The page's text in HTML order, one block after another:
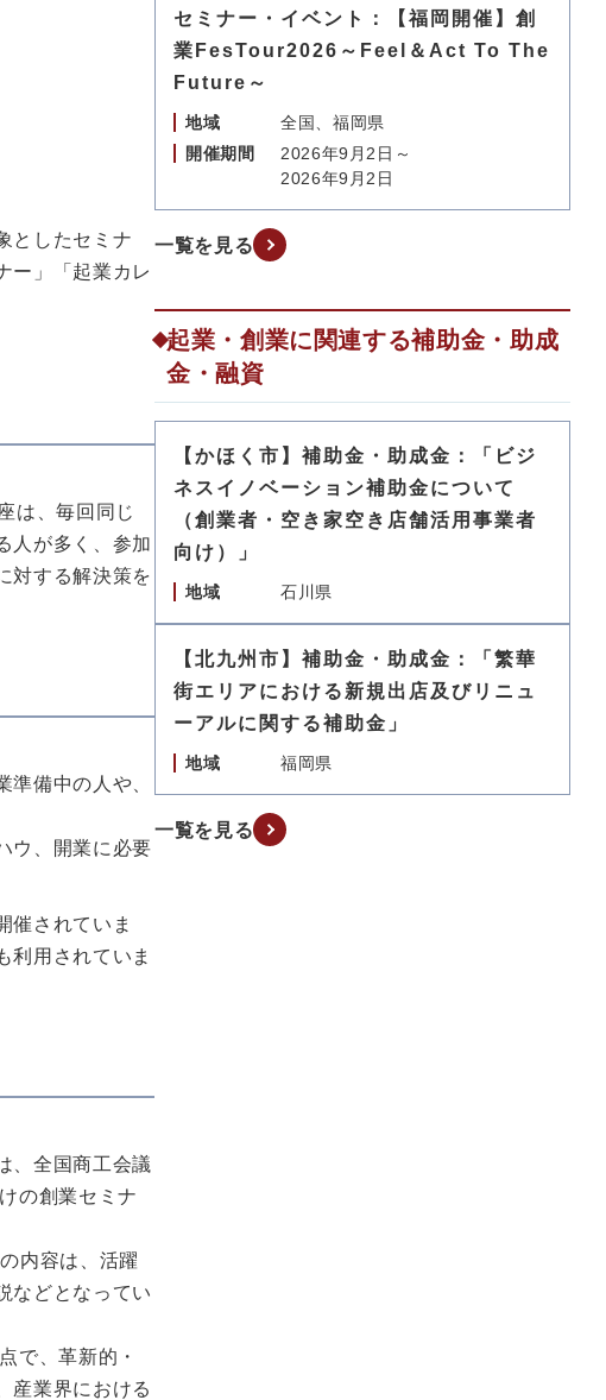
としたセミナ
ー」「起業カレ
は、毎回同じ
人が多く、参加
対する解決策を
備中の人や、
ウ、開業に必要
催されていま
利用されていま
、全国商工会議
の創業セミナ
内容は、活躍
などとなってい
で、革新的・
産業界における
セミナー・イベント：【福岡開催】創
業FesTour2026～Feel＆Act To The
Future～
地域
全国、福岡県
開催期間
2026年9月2日～
2026年9月2日
一覧を見る
起業・創業に関連する補助金・助成
金・融資
【かほく市】補助金・助成金：「ビジ
ネスイノベーション補助金について
（創業者・空き家空き店舗活用事業者
向け）」
地域 石川県
【北九州市】補助金・助成金：「繁華
街エリアにおける新規出店及びリニュ
ーアルに関する補助金」
地域 福岡県
一覧を見る